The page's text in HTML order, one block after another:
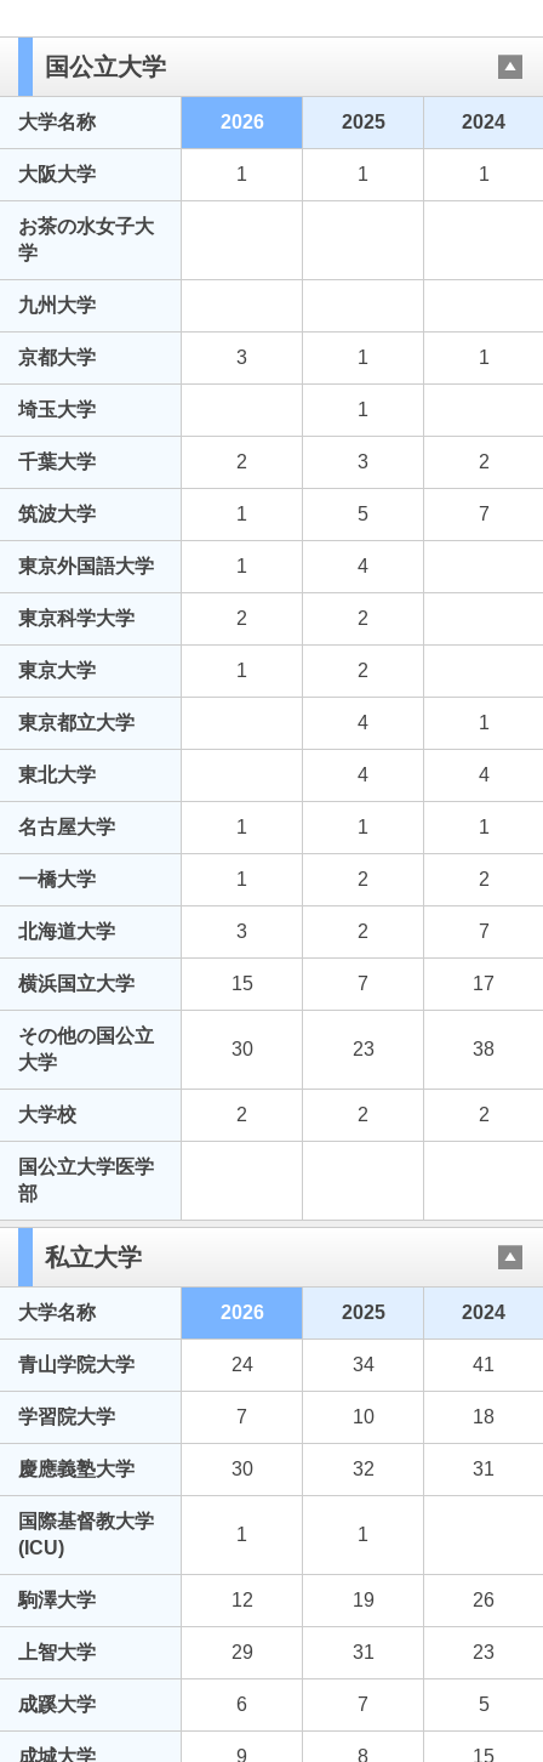
国公立大学
大学名称 2026 2025 2024
大阪大学 1 1 1
お茶の水女子大
学
九州大学
京都大学 3 1 1
埼玉大学 1
千葉大学 2 3 2
筑波大学 1 5 7
東京外国語大学 1 4
東京科学大学 2 2
東京大学 1 2
東京都立大学 4 1
東北大学 4 4
名古屋大学 1 1 1
一橋大学 1 2 2
北海道大学 3 2 7
横浜国立大学 15 7 17
その他の国公立
大学
30 23 38
大学校 2 2 2
国公立大学医学
部
私立大学
大学名称 2026 2025 2024
青山学院大学 24 34 41
学習院大学 7 10 18
慶應義塾大学 30 32 31
国際基督教大学
(ICU)
1 1
駒澤大学 12 19 26
上智大学 29 31 23
成蹊大学 6 7 5
成城大学 9 8 15